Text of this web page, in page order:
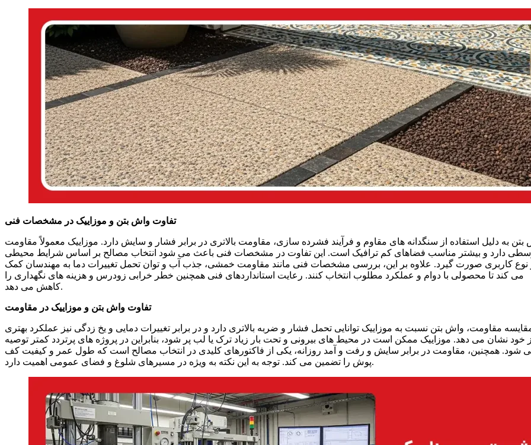
تفاوت واش بتن و موزاییک در مشخصات فنی
بتن به دلیل استفاده از سنگدانه‌ های مقاوم و فرآیند فشرده‌ سازی، مقاومت بالاتری در برابر فشار و سایش دارد. موزاییک معمولاً مقاومت
دارد و بیشتر مناسب فضاهای کم‌ ترافیک است. این تفاوت در مشخصات فنی باعث می‌ شود انتخاب مصالح بر اساس شرایط محیطی
نوع کاربری صورت گیرد. علاوه بر این، بررسی مشخصات فنی مانند مقاومت خمشی، جذب آب و توان تحمل تغییرات دما به مهندسان کمک
می‌ کند تا محصولی با دوام و عملکرد مطلوب انتخاب کنند. رعایت استانداردهای فنی همچنین خطر خرابی زودرس و هزینه‌ های نگهداری را
کاهش می‌ دهد.
تفاوت واش بتن و موزاییک در مقاومت
مقاومت، واش بتن نسبت به موزاییک توانایی تحمل فشار و ضربه بالاتری دارد و در برابر تغییرات دمایی و یخ‌ زدگی نیز عملکرد بهتری
خود نشان می‌ دهد. موزاییک ممکن است در محیط‌ های بیرونی و تحت بار زیاد ترک یا لب‌ پر شود، بنابراین در پروژه‌ های پرتردد کمتر توصیه
شود. همچنین، مقاومت در برابر سایش و رفت‌ و آمد روزانه، یکی از فاکتورهای کلیدی در انتخاب مصالح است که طول عمر و کیفیت کف‌
پوش را تضمین می‌ کند. توجه به این نکته به ویژه در مسیرهای شلوغ و فضای عمومی اهمیت دارد.